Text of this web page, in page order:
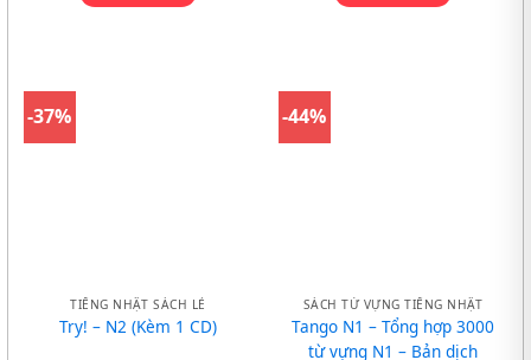
-37%
TIẾNG NHẬT SÁCH LẺ
Try! – N2 (Kèm 1 CD)
-44%
SÁCH TỪ VỰNG TIẾNG NHẬT
Tango N1 – Tổng hợp 3000
từ vựng N1 – Bản dịch